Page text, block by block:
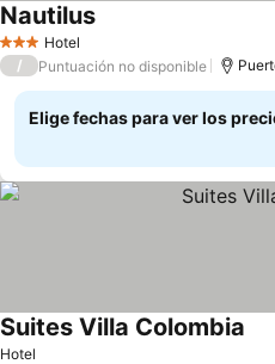
3 Estrellas
Hotel
NautilusVer precios
/ Puntuación no disponible
Elige fechas para ver los
Hotel
Suites Villa Colombia